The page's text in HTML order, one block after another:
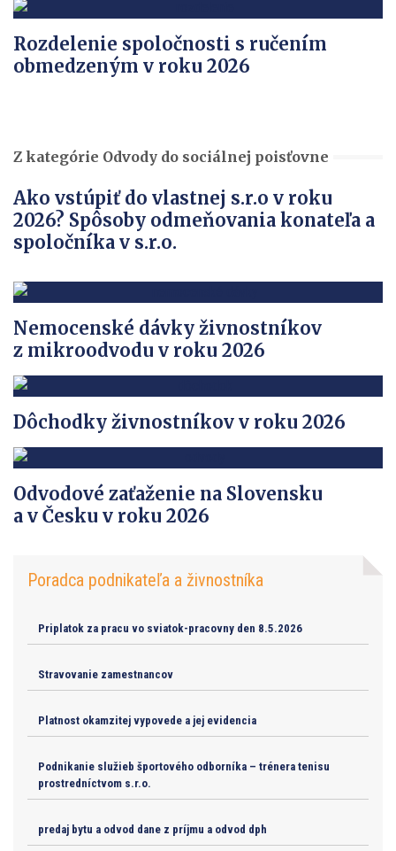
Rozdelenie spoločnosti s ručením
obmedzeným v roku 2026
Z kategórie Odvody do sociálnej poisťovne
Ako vstúpiť do vlastnej s.r.o v roku
2026? Spôsoby odmeňovania konateľa a
spoločníka v s.r.o.
Nemocenské dávky živnostníkov
z mikroodvodu v roku 2026
Dôchodky živnostníkov v roku 2026
Odvodové zaťaženie na Slovensku
a v Česku v roku 2026
Poradca podnikateľa a živnostníka
Priplatok za pracu vo sviatok-pracovny den 8.5.2026
Stravovanie zamestnancov
Platnost okamzitej vypovede a jej evidencia
Podnikanie služieb športového odborníka – trénera tenisu
prostredníctvom s.r.o.
predaj bytu a odvod dane z príjmu a odvod dph